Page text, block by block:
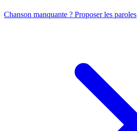
Chanson manquante ? Proposer les paroles